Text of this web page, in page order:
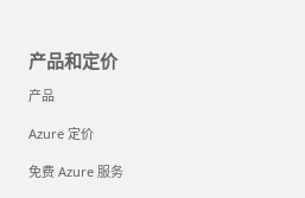
产品和定价
产品
Azure 定价
免费 Azure 服务